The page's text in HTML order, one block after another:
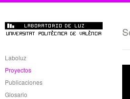
Laboluz
Proyectos
Publicaciones
Glosario